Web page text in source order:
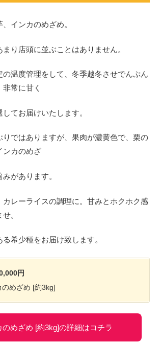
インカのめざめ。
り店頭に並ぶことはありません。
の温度管理をして、冬季越冬させでんぷん
常に甘く
てお届けいたします。
りではありますが、果肉が濃黄色で、栗の
ンカのめざ
があります。
カレーライスの調理に。甘みとホクホク感
。
希少種をお届け致します。
円
のめざめ [約3kg]
のめざめ [約3kg]の詳細はコチラ